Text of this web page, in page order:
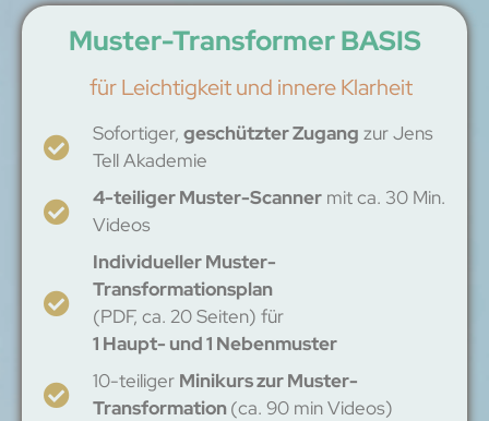
Muster-Transformer BASIS
für Leichtigkeit und innere Klarheit
Sofortiger, geschützter Zugang zur Jens
Tell Akademie
4-teiliger Muster-Scanner mit ca. 30 Min.
Videos
Individueller Muster-
Transformationsplan
(PDF, ca. 20 Seiten) für
1 Haupt- und 1 Nebenmuster
10-teiliger Minikurs zur Muster-
Transformation(ca. 90 min Videos)